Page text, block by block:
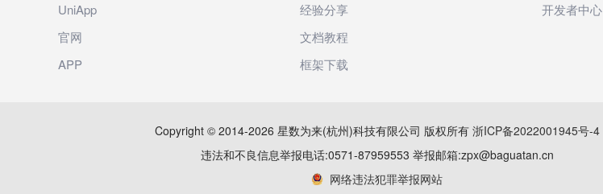
UniApp
官网
APP
经验分享
文档教程
框架下载
开发者中心
Copyright © 2014-2026 星数为来(杭州)科技有限公司 版权所有 浙ICP备2022001945号-4
违法和不良信息举报电话:0571-87959553 举报邮箱:zpx@baguatan.cn
网络违法犯罪举报网站